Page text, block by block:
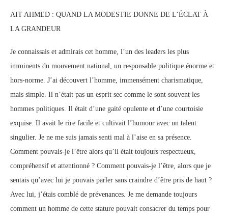
AIT AHMED : QUAND LA MODESTIE DONNE DE L’ÉCLAT À
LA GRANDEUR
Je connaissais et admirais cet homme, l’un des leaders les plus
imminents du mouvement national, un responsable politique énorme et
hors-norme. J’ai découvert l’homme, immensément charismatique,
mais simple. Il n’était pas un esprit sec comme le sont souvent les
hommes politiques. Il était d’une gaité opulente et d’une courtoisie
exquise. Il avait le rire facile et cultivait l’humour avec un talent
singulier. Je ne me suis jamais senti mal à l’aise en sa présence.
Comment pouvais-je l’être alors qu’il était toujours respectueux,
compréhensif et attentionné ? Comment pouvais-je l’être, alors que je
sentais qu’avec lui je pouvais parler sans craindre d’être pris de haut ?
Avec lui, j’étais comblé de prévenances. Je me demande toujours
comment un homme de cette stature pouvait consacrer du temps pour